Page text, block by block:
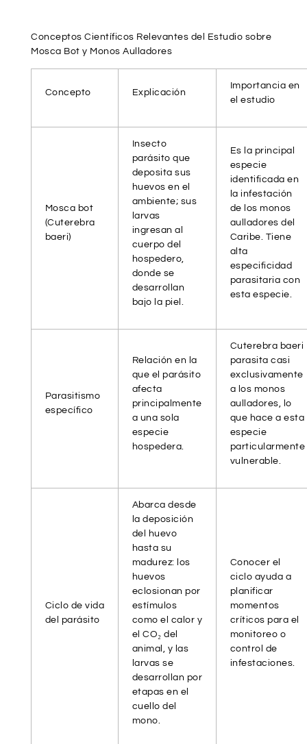
Conceptos Científicos Relevantes del Estudio sobre
Mosca Bot y Monos Aulladores
Concepto Explicación
Importancia en
el estudio
Mosca bot
(Cuterebra
baeri)
Insecto
parásito que
deposita sus
huevos en el
ambiente; sus
larvas
ingresan al
cuerpo del
hospedero,
donde se
desarrollan
bajo la piel.
Es la principal
especie
identificada en
la infestación
de los monos
aulladores del
Caribe. Tiene
alta
especificidad
parasitaria con
esta especie.
Parasitismo
específico
Relación en la
que el parásito
afecta
principalmente
a una sola
especie
hospedera.
Cuterebra baeri
parasita casi
exclusivamente
a los monos
aulladores, lo
que hace a esta
especie
particularmente
vulnerable.
Ciclo de vida
del parásito
Abarca desde
la deposición
del huevo
hasta su
madurez: los
huevos
eclosionan por
estímulos
como el calor y
el CO₂ del
animal, y las
larvas se
desarrollan por
etapas en el
cuello del
mono.
Conocer el
ciclo ayuda a
planificar
momentos
críticos para el
monitoreo o
control de
infestaciones.